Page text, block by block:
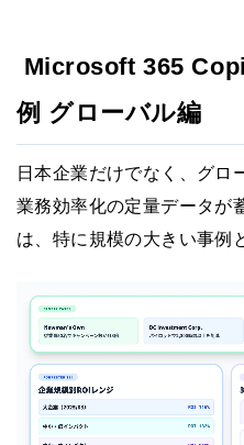
Microsoft 365
例 グローバル編
日本企業だけでなく、グロ
業務効率化の定量データが
は、特に規模の大きい事例